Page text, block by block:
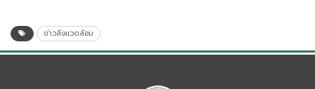
ข่าวสิ่งแวดล้อม